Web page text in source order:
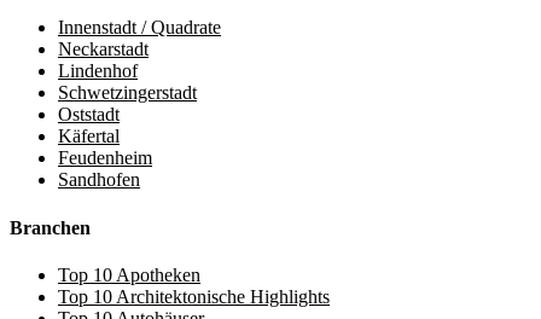
Innenstadt / Quadrate
Neckarstadt
Lindenhof
Schwetzingerstadt
Oststadt
Käfertal
Feudenheim
Sandhofen
Branchen
Top 10 Apotheken
Top 10 Architektonische Highlights